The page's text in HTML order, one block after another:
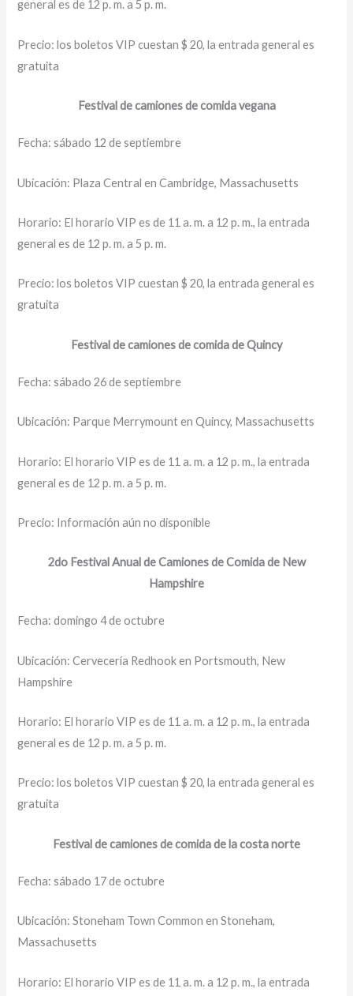
general es de 12 p. m. a 5 p. m.
Precio: los boletos VIP cuestan $ 20, la entrada general es
gratuita
Festival de camiones de comida vegana
Fecha: sábado 12 de septiembre
Ubicación: Plaza Central en Cambridge, Massachusetts
Horario: El horario VIP es de 11 a. m. a 12 p. m., la entrada
general es de 12 p. m. a 5 p. m.
Precio: los boletos VIP cuestan $ 20, la entrada general es
gratuita
Festival de camiones de comida de Quincy
Fecha: sábado 26 de septiembre
Ubicación: Parque Merrymount en Quincy, Massachusetts
Horario: El horario VIP es de 11 a. m. a 12 p. m., la entrada
general es de 12 p. m. a 5 p. m.
Precio: Información aún no disponible
2do Festival Anual de Camiones de Comida de New
Hampshire
Fecha: domingo 4 de octubre
Ubicación: Cervecería Redhook en Portsmouth, New
Hampshire
Horario: El horario VIP es de 11 a. m. a 12 p. m., la entrada
general es de 12 p. m. a 5 p. m.
Precio: los boletos VIP cuestan $ 20, la entrada general es
gratuita
Festival de camiones de comida de la costa norte
Fecha: sábado 17 de octubre
Ubicación: Stoneham Town Common en Stoneham,
Massachusetts
Horario: El horario VIP es de 11 a. m. a 12 p. m., la entrada